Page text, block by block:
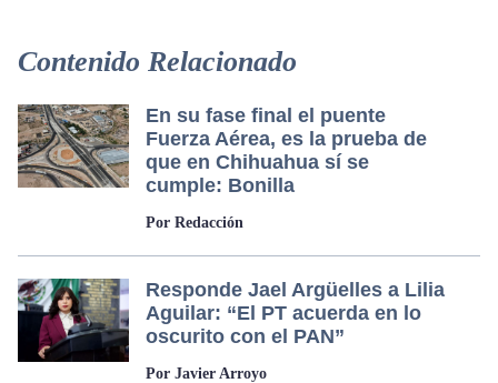
Contenido Relacionado
En su fase final el puente
Fuerza Aérea, es la prueba de
que en Chihuahua sí se
cumple: Bonilla
Por Redacción
Responde Jael Argüelles a Lilia
Aguilar: “El PT acuerda en lo
oscurito con el PAN”
Por Javier Arroyo